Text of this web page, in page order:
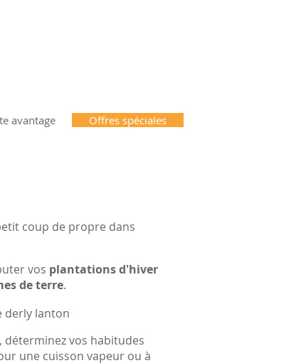
avantage Offres spéciales
coup de propre dans
vos plantations d'hiver
de terre.
vos habitudes
une cuisson vapeur ou à